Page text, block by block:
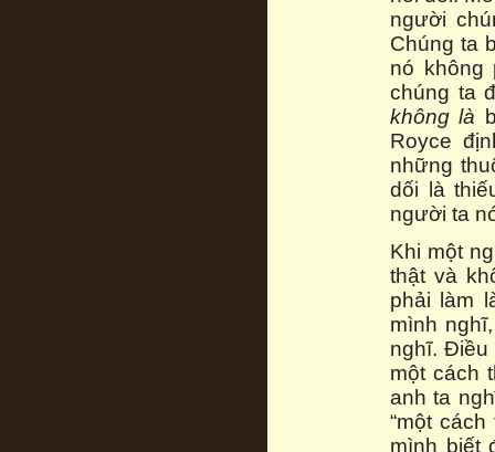
người
Chúng ta
nó không
chúng ta
không là
Royce
những
dối là
người ta
Khi một
thật và
phải làm
mình
nghĩ. Điều
một cách
anh ta
“một
mình biết